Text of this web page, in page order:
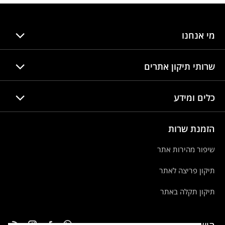
מי אנחנו
שרותי תיקון אתרים
כלים ומידע
הזמנת שרות
שיפור מהירות אתר
תיקון פריצה לאתר
תיקון תקלה באתר